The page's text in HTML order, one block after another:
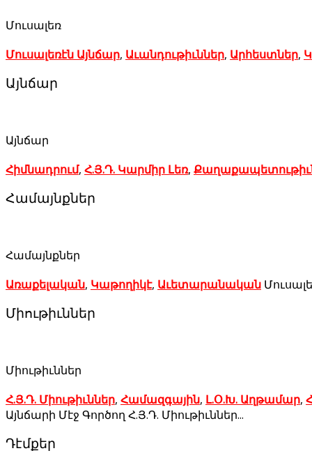
Մուսալեռ
Մուսալեռէն Այնճար, Աւանդութիւններ, Արհեստներ,
Այնճար
Այնճար
Հիմնադրում, Հ.Յ.Դ. Կարմիր Լեռ,
Համայնքներ
Համայնքներ
Առաքելական, Կաթողիկէ, Աւետարանական
Միութիւններ
Միութիւններ
Հ.Յ.Դ. Միութիւններ, Համազգային, Լ.Օ.Խ. Աղթամար,
Այնճարի Մէջ Գործող Հ.Յ.Դ. Միութիւններ...
Դէմքեր